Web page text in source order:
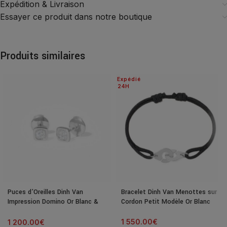
Expédition & Livraison
Essayer ce produit dans notre boutique
Produits similaires
Puces d’Oreilles Dinh Van
Impression Domino Or Blanc &
1 200.00€
24H
Expédié
Bracelet Dinh Van Menottes sur
Cordon Petit Modèle Or Blanc
1 550.00€